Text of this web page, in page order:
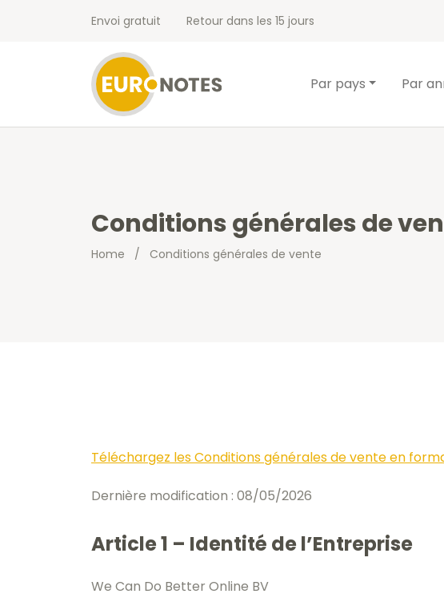
Envoi gratuit Retour dans les 15 jours
Par pays Par
Conditions générales de
Home / Conditions générales de vente
Téléchargez les Conditions générales de vente en
Dernière modification : 08/05/2026
Article 1 – Identité de l’Entreprise
We Can Do Better Online BV